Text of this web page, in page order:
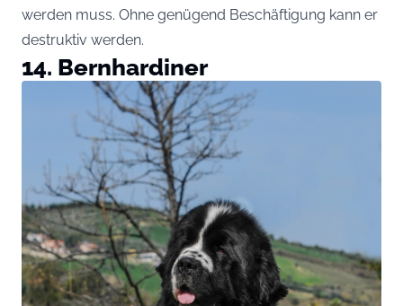
werden muss. Ohne genügend Beschäftigung kann er
destruktiv werden.
14. Bernhardiner